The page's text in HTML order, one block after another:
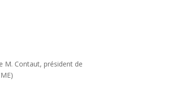
M. Contaut, président de